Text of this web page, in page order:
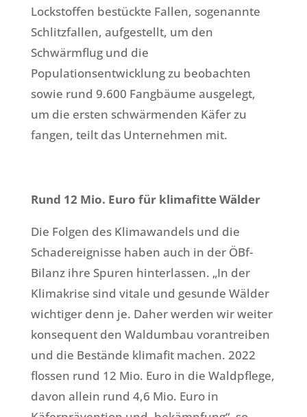
Lockstoffen bestückte Fallen, sogenannte
Schlitzfallen, aufgestellt, um den
Schwärmflug und die
Populationsentwicklung zu beobachten
sowie rund 9.600 Fangbäume ausgelegt,
um die ersten schwärmenden Käfer zu
fangen, teilt das Unternehmen mit.
Rund 12 Mio. Euro für klimafitte Wälder
Die Folgen des Klimawandels und die
Schadereignisse haben auch in der ÖBf-
Bilanz ihre Spuren hinterlassen. „In der
Klimakrise sind vitale und gesunde Wälder
wichtiger denn je. Daher werden wir weiter
konsequent den Waldumbau vorantreiben
und die Bestände klimafit machen. 2022
flossen rund 12 Mio. Euro in die Waldpflege,
davon allein rund 4,6 Mio. Euro in